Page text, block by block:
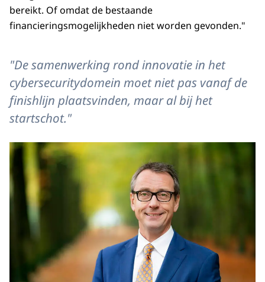
bereikt. Of omdat de bestaande
financieringsmogelijkheden niet worden gevonden."
"De samenwerking rond innovatie in het
cybersecuritydomein moet niet pas vanaf de
finishlijn plaatsvinden, maar al bij het
startschot."